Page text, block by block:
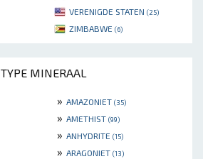
VERENIGDE STATEN (25)
ZIMBABWE (6)
TYPE MINERAAL
» AMAZONIET (35)
» AMETHIST (99)
» ANHYDRITE (15)
» ARAGONIET (13)